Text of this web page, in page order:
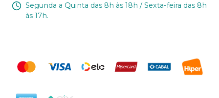
Segunda a Quinta das 8h às 18h / Sexta-feira das 8h
às 17h.